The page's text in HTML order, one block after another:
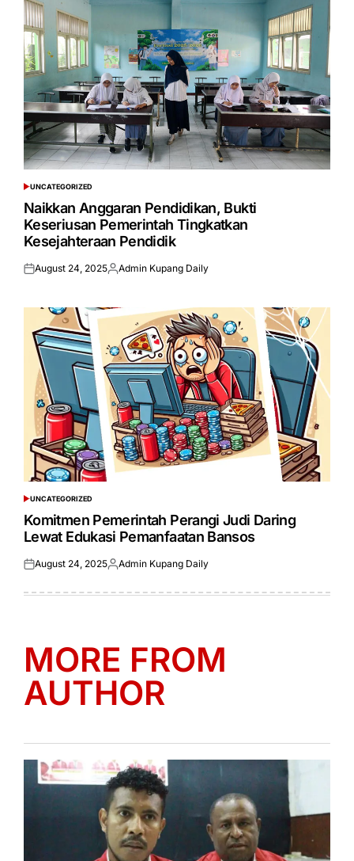
POSTED
IN
UNCATEGORIZED
Naikkan Anggaran Pendidikan, Bukti
Keseriusan Pemerintah Tingkatkan
Kesejahteraan Pendidik
Posted
August 24, 2025Posted
Admin Kupang Daily
POSTED
IN
UNCATEGORIZED
Komitmen Pemerintah Perangi Judi Daring
Lewat Edukasi Pemanfaatan Bansos
Posted
August 24, 2025Posted
Admin Kupang Daily
MORE FROM
AUTHOR